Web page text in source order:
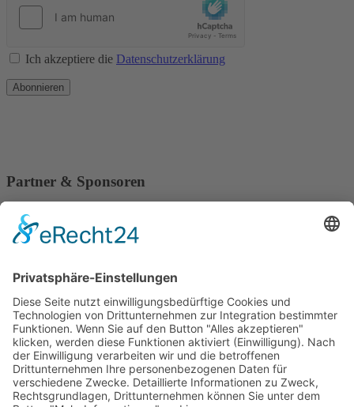
Ich akzeptiere die Datenschutzerklärung
Abonnieren
Partner & Sponsoren
Home
Veranstaltungen
Raumvermietung
ABO & TICKETS